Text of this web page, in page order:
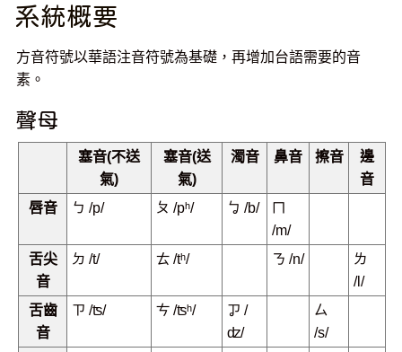
系統概要
方音符號以華語注音符號為基礎，再增加台語需要的音
素。
聲母
塞音(不送
氣)
塞音(送
氣)
濁音 鼻音 擦音
邊
音
唇音
ㄅ /p/ ㄆ /pʰ/ ㆠ /b/
ㄇ
/m/
舌尖
音
ㄉ /t/ ㄊ /tʰ/ ㄋ /n/
ㄌ
/l/
舌齒
音
ㄗ /ʦ/ ㄘ /ʦʰ/
ㆡ /
ʣ/
ㄙ
/s/